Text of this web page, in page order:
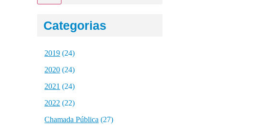
Categorias
2019 (24)
2020 (24)
2021 (24)
2022 (22)
Chamada Pública (27)